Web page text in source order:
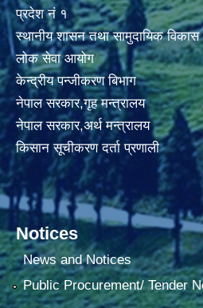
प्रदेश नं १
स्थानीय शासन तथा सामुदायिक विकास
लोक सेवा आयोग
केन्द्रीय पन्जीकरण बिभाग
नेपाल सरकार,गृह मन्त्रालय
नेपाल सरकार,अर्थ मन्त्रालय
किसान सूचीकरण दर्ता प्रणाली
Notices
News and Notices
Public Procurement/ Tender